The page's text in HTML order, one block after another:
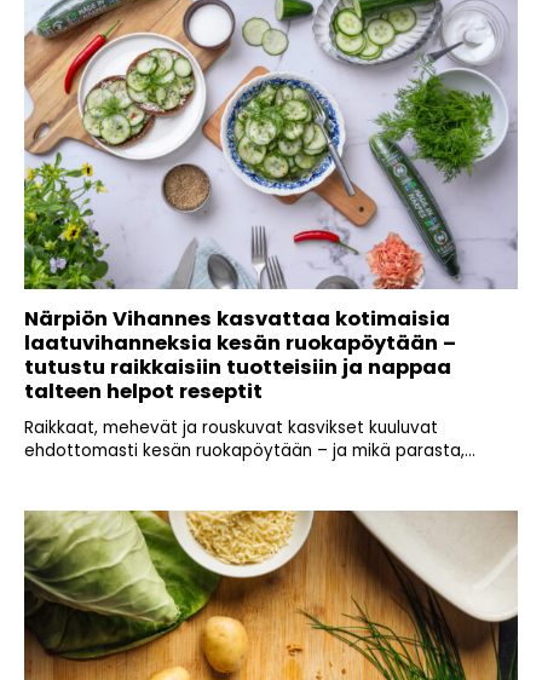
Närpiön Vihannes kasvattaa kotimaisia
laatuvihanneksia kesän ruokapöytään –
tutustu raikkaisiin tuotteisiin ja nappaa
talteen helpot reseptit
Raikkaat, mehevät ja rouskuvat kasvikset kuuluvat
ehdottomasti kesän ruokapöytään – ja mikä parasta,...